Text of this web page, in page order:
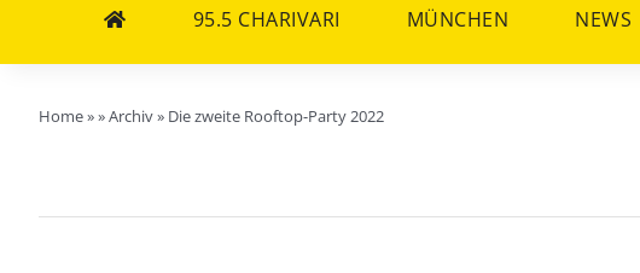
95.5 CHARIVARI MÜNCHEN NEWS
Home»»Archiv» Die zweite Rooftop-Party 2022